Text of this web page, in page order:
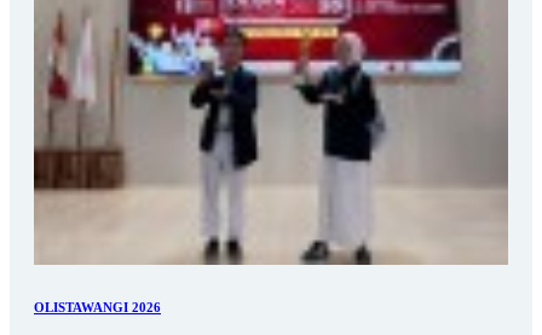
OLISTAWANGI 2026